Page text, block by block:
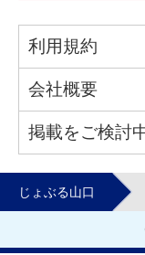
利用規約
会社概要
掲載をご検討
じょぶる山口